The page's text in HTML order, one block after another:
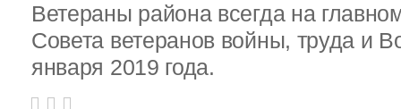
Ветераны района всегда на
Совета ветеранов войны, труда и
января 2019 года.